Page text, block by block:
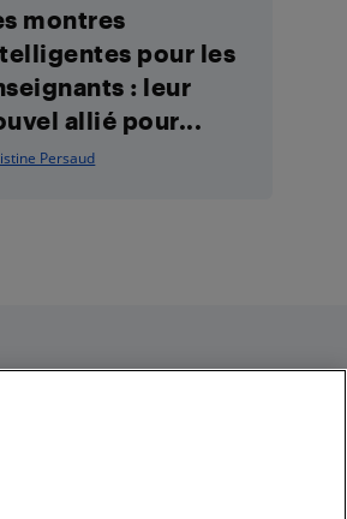
montres
pour les
: leur
allié pour...
Persaud